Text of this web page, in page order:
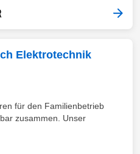
Elektrotechnik
für den Familienbetrieb
zusammen. Unser